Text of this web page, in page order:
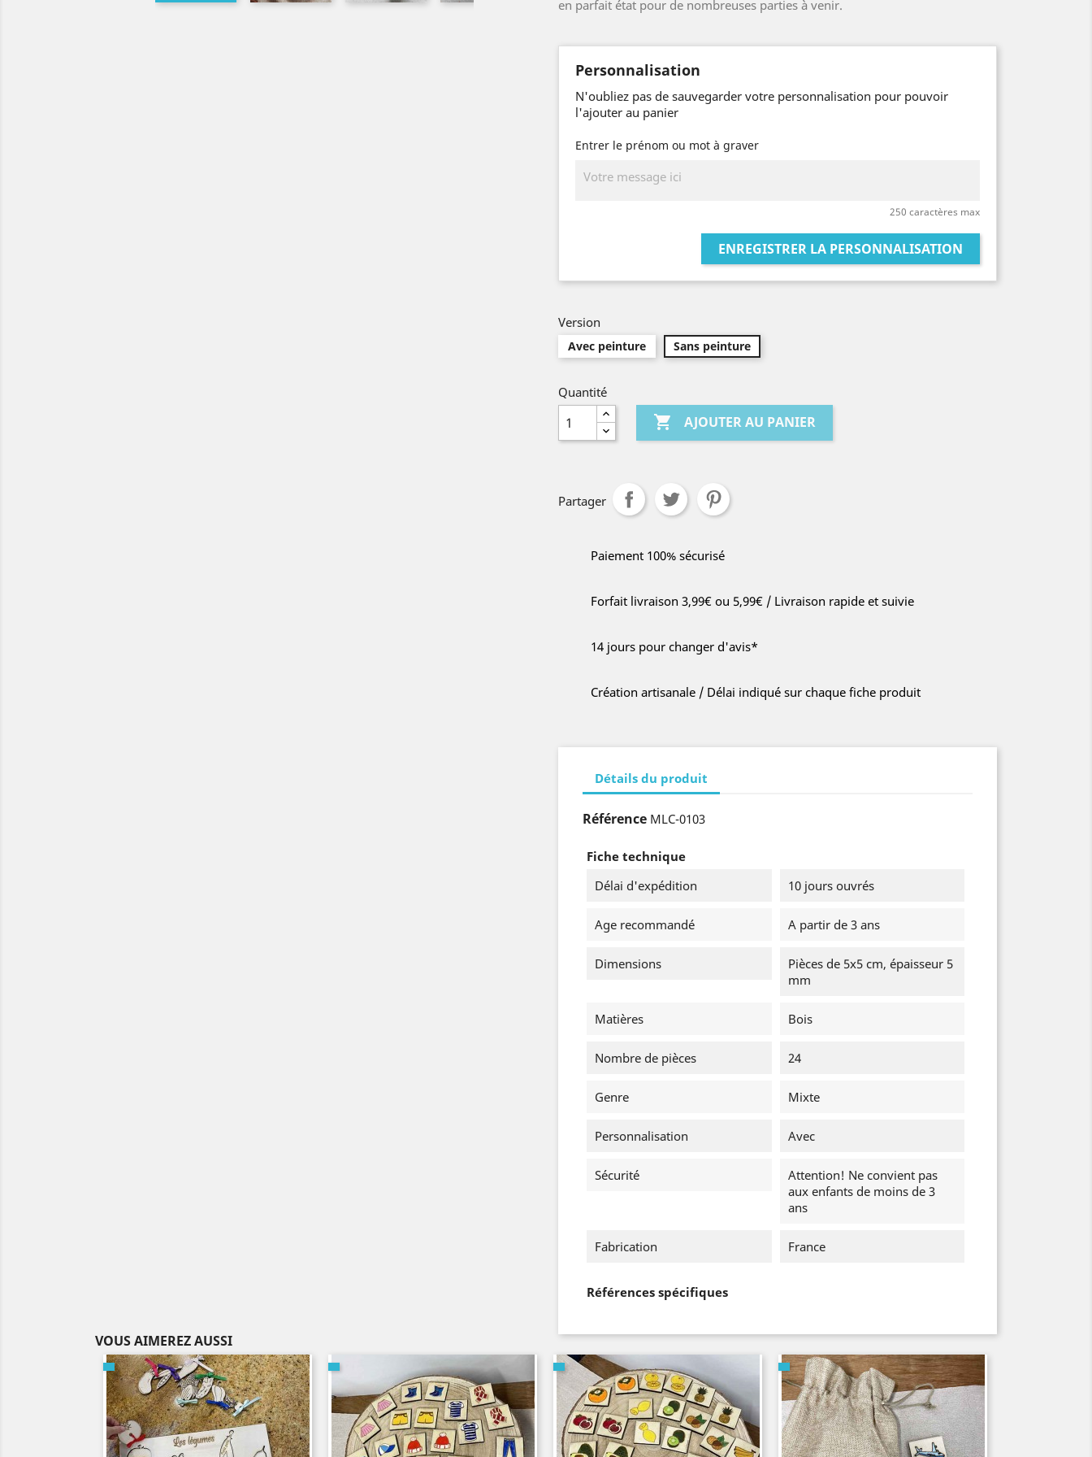
en parfait état pour de nombreuses parties à venir.
Personnalisation
N'oubliez pas de sauvegarder votre personnalisation pour pouvoir
l'ajouter au panier
Entrer le prénom ou mot à graver
250 caractères max
ENREGISTRER LA PERSONNALISATION
Version
Avec peinture Sans peinture
Quantité
 AJOUTER AU PANIER
Partager
Paiement 100% sécurisé
Forfait livraison 3,99€ ou 5,99€ / Livraison rapide et suivie
14 jours pour changer d'avis*
Création artisanale / Délai indiqué sur chaque fiche produit
Détails du produit
Référence MLC-0103
Fiche technique
Délai d'expédition
10 jours ouvrés
Age recommandé A partir de 3 ans
Dimensions
Pièces de 5x5 cm, épaisseur 5
mm
Matières Bois
Nombre de pièces 24
Genre Mixte
Personnalisation Avec
Sécurité
Attention! Ne convient pas
aux enfants de moins de 3
ans
Fabrication France
Références spécifiques
VOUS AIMEREZ AUSSI